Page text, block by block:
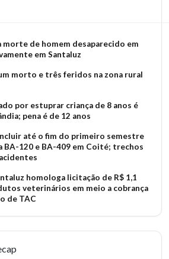
morte de homem desaparecido em
em Santaluz
morto e três feridos na zona rural
por estuprar criança de 8 anos é
pena é de 12 anos
até o fim do primeiro semestre
BA-120 e BA-409 em Coité; trechos
homologa licitação de R$ 1,1
veterinários em meio a cobrança
de TAC